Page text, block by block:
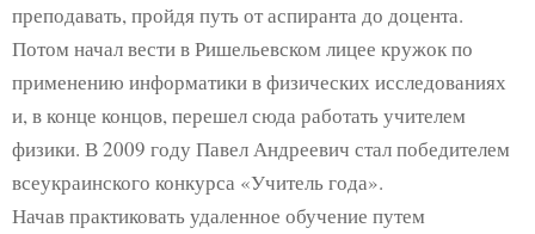
преподавать, пройдя путь от аспиранта до доцента.
Потом начал вести в Ришельевском лицее кружок по
применению информатики в физических исследованиях
и, в конце концов, перешел сюда работать учителем
физики. В 2009 году Павел Андреевич стал победителем
всеукраинского конкурса «Учитель года».
Начав практиковать удаленное обучение путем